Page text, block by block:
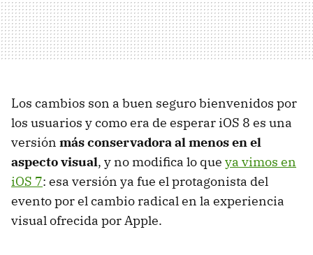
Los cambios son a buen seguro bienvenidos por
los usuarios y como era de esperar iOS 8 es una
versión más conservadora al menos en el
aspecto visual, y no modifica lo que ya vimos en
iOS 7: esa versión ya fue el protagonista del
evento por el cambio radical en la experiencia
visual ofrecida por Apple.